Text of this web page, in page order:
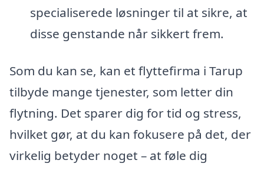
specialiserede løsninger til at sikre, at
disse genstande når sikkert frem.
Som du kan se, kan et flyttefirma i Tarup
tilbyde mange tjenester, som letter din
flytning. Det sparer dig for tid og stress,
hvilket gør, at du kan fokusere på det, der
virkelig betyder noget – at føle dig